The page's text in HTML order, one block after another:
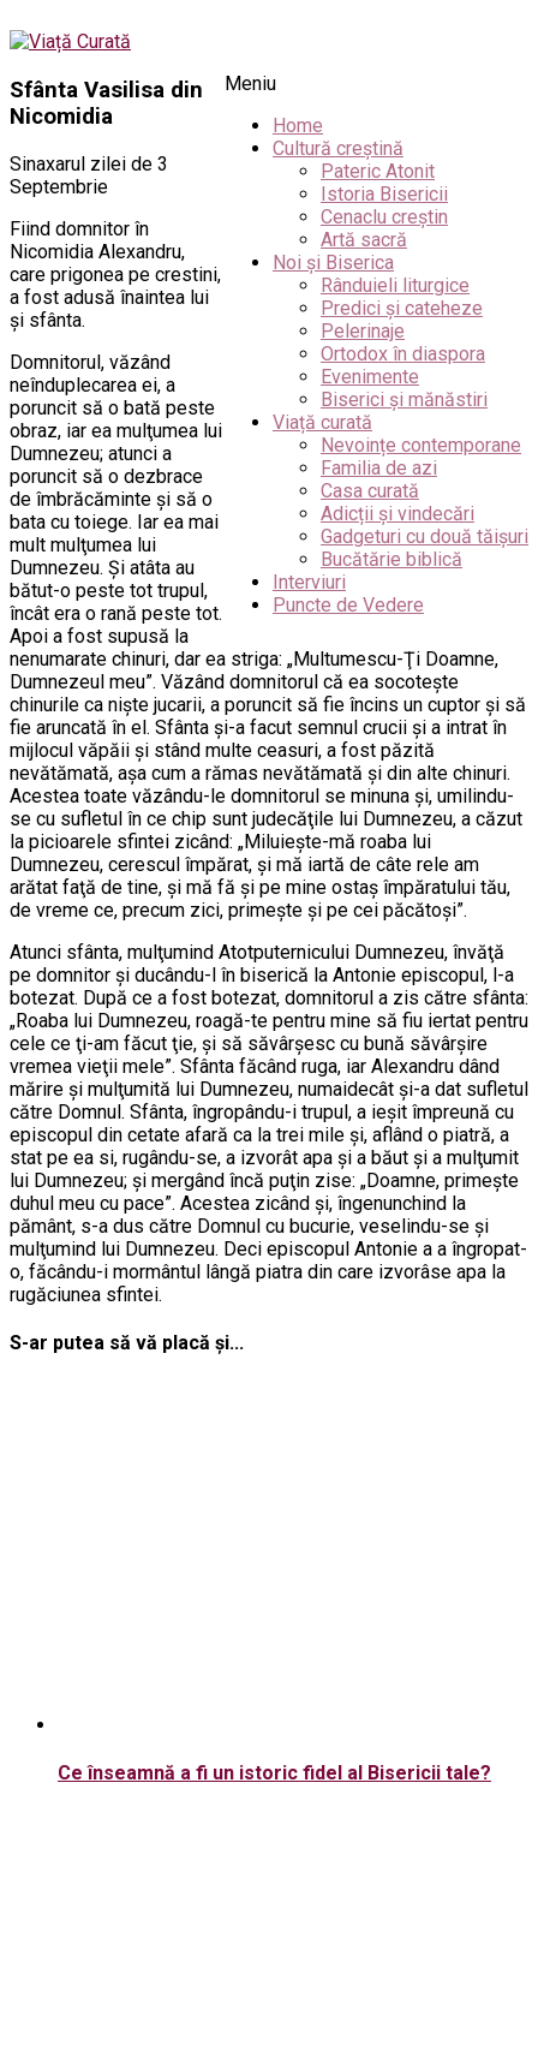
Meniu
Home
Cultură creștină
Pateric Atonit
Istoria Bisericii
Cenaclu creștin
Artă sacră
Noi și Biserica
Rânduieli liturgice
Predici și cateheze
Pelerinaje
Ortodox în diaspora
Evenimente
Biserici și mănăstiri
Viață curată
Nevoințe contemporane
Familia de azi
Casa curată
Adicții și vindecări
Gadgeturi cu două tăișuri
Bucătărie biblică
Interviuri
Puncte de Vedere
Sfânta Vasilisa din
Nicomidia
Sinaxarul zilei de 3
Septembrie
Fiind domnitor în
Nicomidia Alexandru,
care prigonea pe crestini,
a fost adusă înaintea lui
şi sfânta.
Domnitorul, văzând
neînduplecarea ei, a
poruncit să o bată peste
obraz, iar ea mulţumea lui
Dumnezeu; atunci a
poruncit să o dezbrace
de îmbrăcăminte şi să o
bata cu toiege. Iar ea mai
mult mulţumea lui
Dumnezeu. Şi atâta au
bătut-o peste tot trupul,
încât era o rană peste tot.
Apoi a fost supusă la
nenumarate chinuri, dar ea striga: „Multumescu-Ţi Doamne,
Dumnezeul meu”. Văzând domnitorul că ea socoteşte
chinurile ca nişte jucarii, a poruncit să fie încins un cuptor şi să
fie aruncată în el. Sfânta şi-a facut semnul crucii şi a intrat în
mijlocul văpăii şi stând multe ceasuri, a fost păzită
nevătămată, aşa cum a rămas nevătămată şi din alte chinuri.
Acestea toate văzându-le domnitorul se minuna şi, umilindu-
se cu sufletul în ce chip sunt judecăţile lui Dumnezeu, a căzut
la picioarele sfintei zicând: „Miluieşte-mă roaba lui
Dumnezeu, cerescul împărat, şi mă iartă de câte rele am
arătat faţă de tine, şi mă fă şi pe mine ostaş împăratului tău,
de vreme ce, precum zici, primeşte şi pe cei păcătoşi”.
Atunci sfânta, mulţumind Atotputernicului Dumnezeu, învăţă
pe domnitor şi ducându-l în biserică la Antonie episcopul, l-a
botezat. După ce a fost botezat, domnitorul a zis către sfânta:
„Roaba lui Dumnezeu, roagă-te pentru mine să fiu iertat pentru
cele ce ţi-am făcut ţie, şi să săvârşesc cu bună săvârşire
vremea vieţii mele”. Sfânta făcând ruga, iar Alexandru dând
mărire şi mulţumită lui Dumnezeu, numaidecât şi-a dat sufletul
către Domnul. Sfânta, îngropându-i trupul, a ieşit împreună cu
episcopul din cetate afară ca la trei mile şi, aflând o piatră, a
stat pe ea si, rugându-se, a izvorât apa şi a băut şi a mulţumit
lui Dumnezeu; şi mergând încă puţin zise: „Doamne, primeşte
duhul meu cu pace”. Acestea zicând şi, îngenunchind la
pământ, s-a dus către Domnul cu bucurie, veselindu-se şi
mulţumind lui Dumnezeu. Deci episcopul Antonie a a îngropat-
o, făcându-i mormântul lângă piatra din care izvorâse apa la
rugăciunea sfintei.
S-ar putea să vă placă și...
Ce înseamnă a fi un istoric fidel al Bisericii tale?